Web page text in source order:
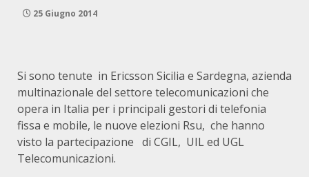
25 Giugno 2014
Si sono tenute in Ericsson Sicilia e Sardegna, azienda
multinazionale del settore telecomunicazioni che
opera in Italia per i principali gestori di telefonia
fissa e mobile, le nuove elezioni Rsu, che hanno
visto la partecipazione di CGIL, UIL ed UGL
Telecomunicazioni.